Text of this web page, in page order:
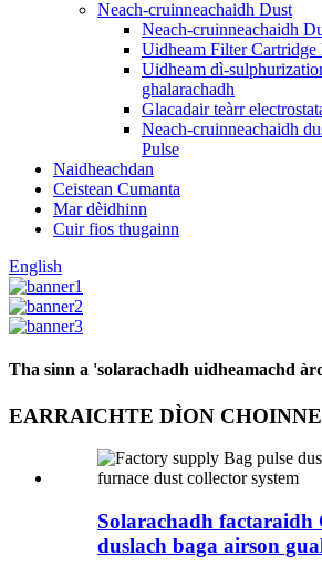
Neach-cruinneachaidh Dust
Neach-cruinneachaidh
Uidheam Filter
Uidheam dì-
ghalarachadh
Glacadair teàrr
Neach-cruinneachaidh
Pulse
Naidheachdan
Ceistean Cumanta
Mar dèidhinn
Cuir fios thugainn
English
Tha sinn a 'solarachadh uidheamachd
EARRAICHTE DÌON
Solarachadh factaraidh
duslach baga airson